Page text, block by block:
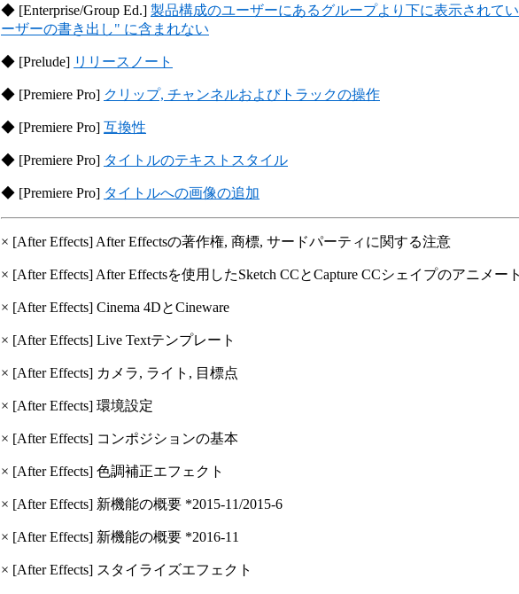
◆ [Enterprise/Group Ed.] 製品構成のユーザーにあるグループより下に表示されて
ーザーの書き出し" に含まれない
◆ [Prelude] リリースノート
◆ [Premiere Pro] クリップ, チャンネルおよびトラックの操作
◆ [Premiere Pro] 互換性
◆ [Premiere Pro] タイトルのテキストスタイル
◆ [Premiere Pro] タイトルへの画像の追加
× [After Effects] After Effectsの著作権, 商標, サードパーティに関する注意
× [After Effects] After Effectsを使用したSketch CCとCapture CCシェイプのアニメー
× [After Effects] Cinema 4DとCineware
× [After Effects] Live Textテンプレート
× [After Effects] カメラ, ライト, 目標点
× [After Effects] 環境設定
× [After Effects] コンポジションの基本
× [After Effects] 色調補正エフェクト
× [After Effects] 新機能の概要 *2015-11/​2015-6
× [After Effects] 新機能の概要 *2016-11
× [After Effects] スタイライズエフェクト